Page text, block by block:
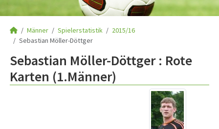
Männer Spielerstatistik
2015/16
Sebastian Möller-Döttger
Sebastian Möller-Döttger : Rote
Karten (1.Männer)